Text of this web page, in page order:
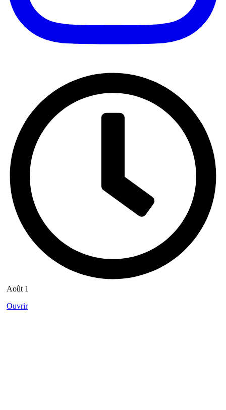
Août 1
Ouvrir